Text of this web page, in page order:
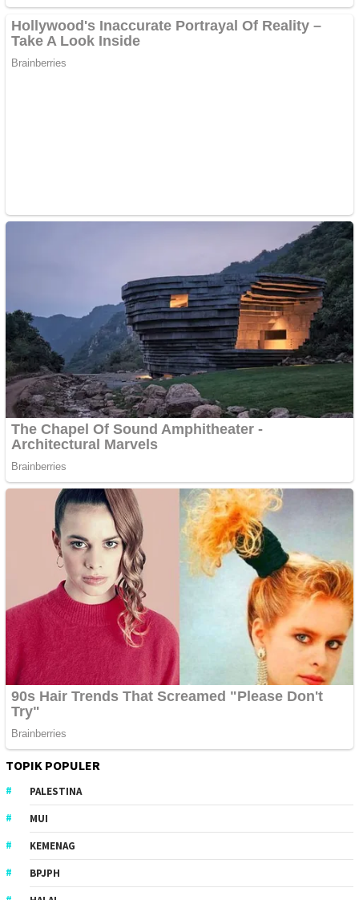
TOPIK POPULER
PALESTINA
MUI
KEMENAG
BPJPH